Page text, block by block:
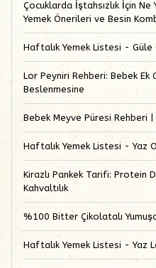
Çocuklarda İştahsızlık İçin Ne
Yemek Önerileri ve Besin
Haftalık Yemek Listesi - Güle
Lor Peyniri Rehberi: Bebek Ek
Beslenmesine
Bebek Meyve Püresi Rehberi |
Haftalık Yemek Listesi - Yaz
Kirazlı Pankek Tarifi: Protein
Kahvaltılık
%100 Bitter Çikolatalı
Haftalık Yemek Listesi - Yaz